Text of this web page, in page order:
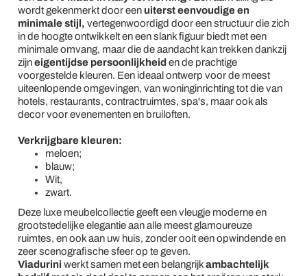
wordt gekenmerkt door een uiterst eenvoudige en
minimale stijl, vertegenwoordigd door een structuur die zich
in de hoogte ontwikkelt en een slank figuur biedt met een
minimale omvang, maar die de aandacht kan trekken dankzij
zijneigentijdse persoonlijkheid en de prachtige
voorgestelde kleuren. Een ideaal ontwerp voor de meest
uiteenlopende omgevingen, van woninginrichting tot die van
hotels, restaurants, contractruimtes, spa's, maar ook als
decor voor evenementen en bruiloften.
Verkrijgbare kleuren:
meloen;
blauw;
Wit,
zwart.
Deze luxe meubelcollectie geeft een vleugje moderne en
grootstedelijke elegantie aan alle meest glamoureuze
ruimtes, en ook aan uw huis, zonder ooit een opwindende en
zeer scenografische sfeer op te geven.
Viadurini werkt samen met een belangrijkambachtelijk